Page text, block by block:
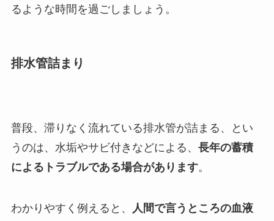
るような時間を過ごしましょう。
排水管詰まり
普段、滞りなく流れている排水管が詰まる、とい
うのは、水垢やサビ付きなどによる、 長年の蓄積
によるトラブルである場合があります。
わかりやすく例えると、
人間で言うところの血液